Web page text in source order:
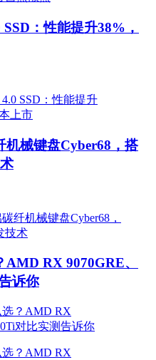
：性能提升38%，
机械键盘Cyber68，搭
RX 9070GRE、
诉你